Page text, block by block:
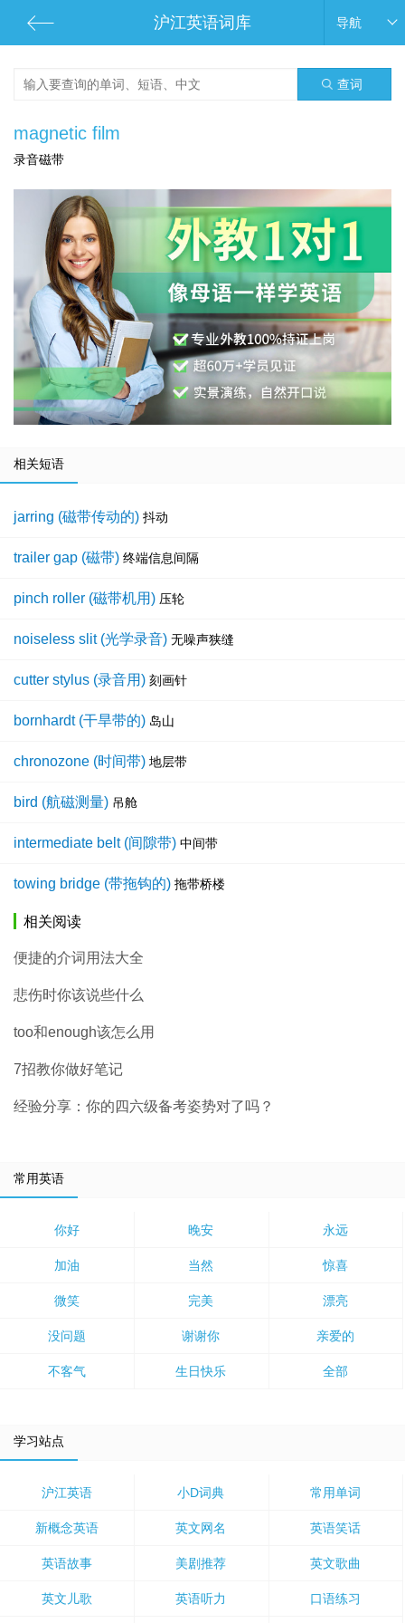
沪江英语词库 导航
查词
magnetic film
录音磁带
相关短语
jarring (磁带传动的) 抖动
trailer gap (磁带) 终端信息间隔
pinch roller (磁带机用) 压轮
noiseless slit (光学录音) 无噪声狭缝
cutter stylus (录音用) 刻画针
bornhardt (干旱带的) 岛山
chronozone (时间带) 地层带
bird (航磁测量) 吊舱
intermediate belt (间隙带) 中间带
towing bridge (带拖钩的) 拖带桥楼
相关阅读
便捷的介词用法大全
悲伤时你该说些什么
too和enough该怎么用
7招教你做好笔记
经验分享：你的四六级备考姿势对了吗？
常用英语
你好 晚安 永远
加油 当然 惊喜
微笑 完美 漂亮
没问题 谢谢你 亲爱的
不客气 生日快乐 全部
学习站点
沪江英语 小D词典 常用单词
新概念英语 英文网名 英语笑话
英语故事 美剧推荐 英文歌曲
英文儿歌 英语听力 口语练习